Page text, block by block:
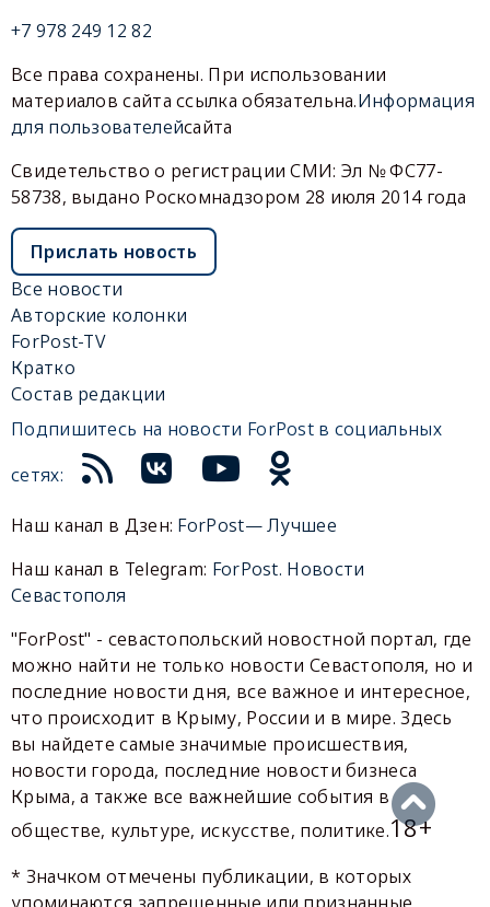
+7 978 249 12 82
Все права сохранены. При использовании
материалов сайта ссылка обязательна.Информация
для пользователейсайта
Свидетельство о регистрации СМИ: Эл № ФС77-
58738, выдано Роскомнадзором 28 июля 2014 года
Прислать новость
Все новости
Авторские колонки
ForPost-TV
Кратко
Состав редакции
Подпишитесь на новости ForPost в социальных
сетях:
Наш канал в Дзен: ForPost— Лучшее
Наш канал в Telegram: ForPost. Новости
Севастополя
"ForPost" - севастопольский новостной портал, где
можно найти не только новости Севастополя, но и
последние новости дня, все важное и интересное,
что происходит в Крыму, России и в мире. Здесь
вы найдете самые значимые происшествия,
новости города, последние новости бизнеса
Крыма, а также все важнейшие события в
обществе, культуре, искусстве, политике.18+
* Значком отмечены публикации, в которых
упоминаются запрещенные или признанные